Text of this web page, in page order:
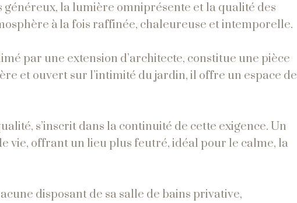
généreux, la lumière omniprésente et la qualité des
à la fois raffinée, chaleureuse et intemporelle.
par une extension d’architecte, constitue une pièce
et ouvert sur l’intimité du jardin, il offre un espace de
s’inscrit dans la continuité de cette exigence. Un
vie, offrant un lieu plus feutré, idéal pour le calme, la
disposant de sa salle de bains privative,